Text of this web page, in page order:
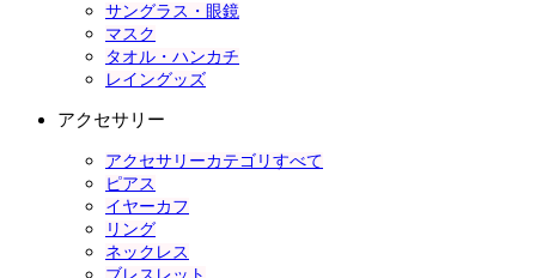
サングラス・眼鏡
マスク
タオル・ハンカチ
レイングッズ
アクセサリー
アクセサリーカテゴリすべて
ピアス
イヤーカフ
リング
ネックレス